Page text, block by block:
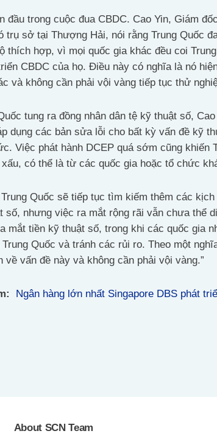
đầu trong cuộc đua CBDC. Cao Yin, Giám
trụ sở tại Thượng Hải, nói rằng Trung Quốc
thích hợp, vì mọi quốc gia khác đều coi
CBDC của họ. Điều này có nghĩa là nó
và không cần phải vội vàng tiếp tục thử
tung ra đồng nhân dân tệ kỹ thuật số,
dụng các bản sửa lỗi cho bất kỳ vấn đề kỹ
Việc phát hành DCEP quá sớm cũng khiến
có thể là từ các quốc gia hoặc tổ chức
Trung Quốc sẽ tiếp tục tìm kiếm thêm các
số, nhưng việc ra mắt rộng rãi vẫn chưa thể
mắt tiền kỹ thuật số, trong khi các quốc gia
Quốc và tránh các rủi ro. Theo một
về vấn đề này và không cần phải vội vàng.”
Ngân hàng lớn nhất Singapore DBS phát
About SCN Team